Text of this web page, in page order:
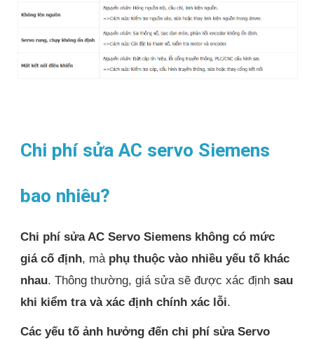
Chi phí sửa AC servo Siemens
bao nhiêu?
Chi phí sửa AC Servo Siemens không có mức
giá cố định, mà phụ thuộc vào nhiều yếu tố khác
nhau. Thông thường, giá sửa sẽ được xác địnhsau
khi kiểm tra và xác định chính xác lỗi.
Các yếu tố ảnh hưởng đến chi phí sửa Servo